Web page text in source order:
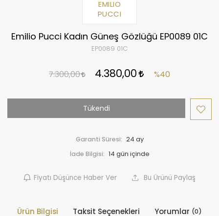
EMILIO
PUCCI
Emilio Pucci Kadın Güneş Gözlüğü EP0089 01C
EP0089 01C
7.300,00 4.380,00 %40
Tükendi
Garanti Süresi: 24 ay
İade Bilgisi:
Fiyatı Düşünce Haber Ver Bu Ürünü Paylaş
Ürün Bilgisi Taksit Seçenekleri Yorumlar (0)